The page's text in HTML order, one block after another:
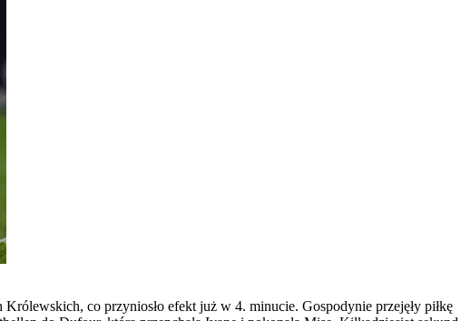
Królewskich, co przyniosło efekt już w 4. minucie. Gospodynie przejęły piłkę